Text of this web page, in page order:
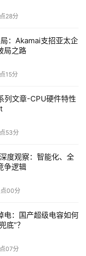
片、设备与生态厂
现场与以上算力产业
IDC圈、数字开物、
生态发展年会即将
。本届大会以“AI
配对会、创新成果
术交流、产业对接与
28分
：Akamai支招亚太企
局之路
15分
列文章-CPU硬件特性
53分
度观察：智能化、全
争逻辑
00分
电：国产超级电容如何
底”？
07分